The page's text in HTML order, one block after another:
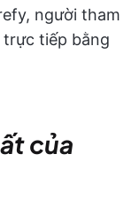
người tham
tiếp bằng
của